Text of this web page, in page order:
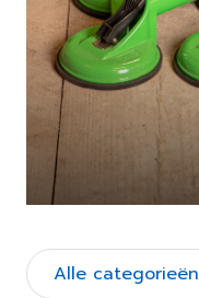
Alle categorieën